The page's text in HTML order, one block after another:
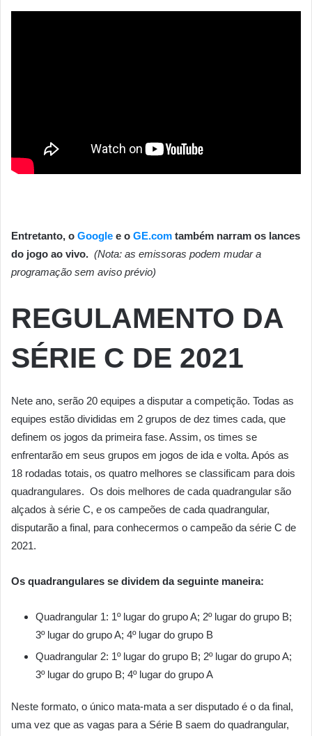
Entretanto, o Google e o GE.com também narram os lances
do jogo ao vivo. (Nota: as emissoras podem mudar a
programação sem aviso prévio)
REGULAMENTO DA
SÉRIE C DE 2021
Nete ano, serão 20 equipes a disputar a competição. Todas as
equipes estão divididas em 2 grupos de dez times cada, que
definem os jogos da primeira fase. Assim, os times se
enfrentarão em seus grupos em jogos de ida e volta. Após as
18 rodadas totais, os quatro melhores se classificam para dois
quadrangulares. Os dois melhores de cada quadrangular são
alçados à série C, e os campeões de cada quadrangular,
disputarão a final, para conhecermos o campeão da série C de
2021.
Os quadrangulares se dividem da seguinte maneira:
Quadrangular 1: 1º lugar do grupo A; 2º lugar do grupo B;
3º lugar do grupo A; 4º lugar do grupo B
Quadrangular 2: 1º lugar do grupo B; 2º lugar do grupo A;
3º lugar do grupo B; 4º lugar do grupo A
Neste formato, o único mata-mata a ser disputado é o da final,
uma vez que as vagas para a Série B saem do quadrangular,